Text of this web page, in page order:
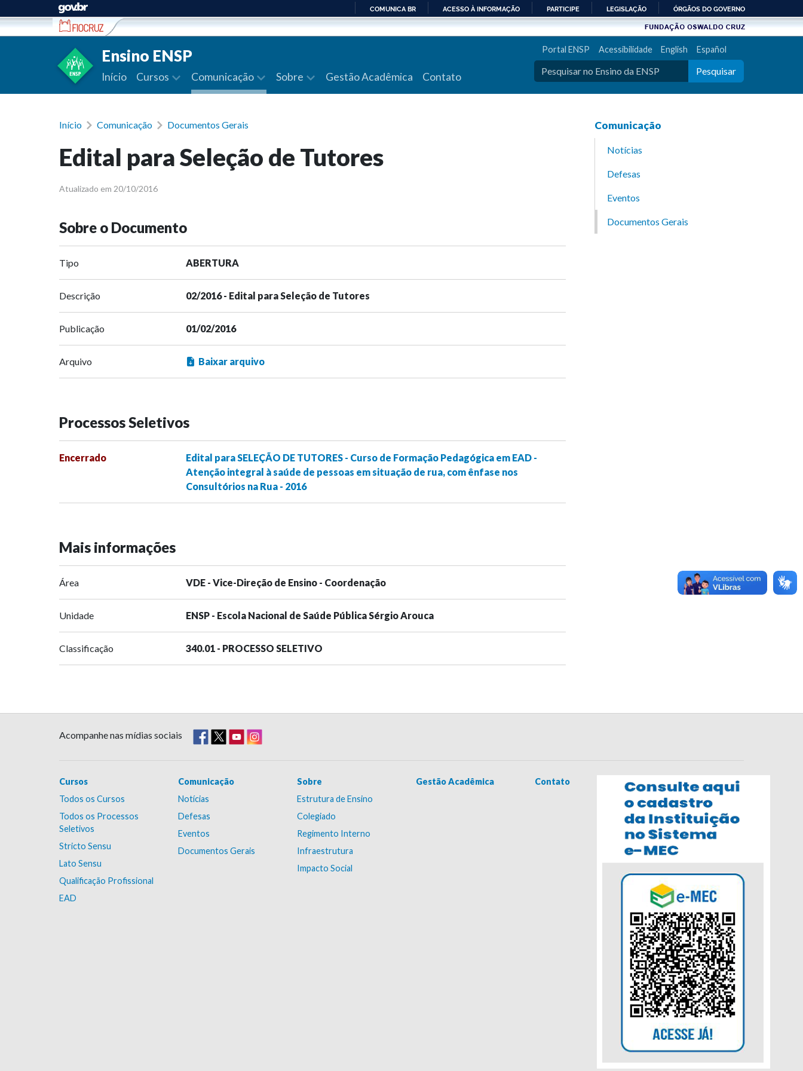
Ir para conteúdo
PARA
COMUNICA BR ACESSO À INFORMAÇÃO PARTICIPE LEGISLAÇÃO ÓRGÃOS DO GOVERNO
Ensino ENSP
Início Cursos Comunicação Sobre Gestão Acadêmica Contato
Portal ENSP Acessibilidade English Español
Pesquisar
Início Comunicação Documentos Gerais
Edital para Seleção de Tutores
Atualizado em 20/10/2016
Sobre o Documento
Tipo ABERTURA
Descrição 02/2016 - Edital para Seleção de Tutores
Publicação 01/02/2016
Arquivo Baixar arquivo
Processos Seletivos
Encerrado
Edital para SELEÇÃO DE TUTORES - Curso de Formação Pedagógica em EAD -
Atenção integral à saúde de pessoas em situação de rua, com ênfase nos
Consultórios na Rua - 2016
Mais informações
Área VDE - Vice-Direção de Ensino - Coordenação
Unidade ENSP - Escola Nacional de Saúde Pública Sérgio Arouca
Classificação 340.01 - PROCESSO SELETIVO
Comunicação
Notícias
Defesas
Eventos
Documentos Gerais
Acompanhe nas mídias sociais
Cursos
Todos os Cursos
Todos os Processos
Seletivos
Stricto Sensu
Lato Sensu
Qualificação Profissional
EAD
Comunicação
Notícias
Defesas
Eventos
Documentos Gerais
Sobre
Estrutura de Ensino
Colegiado
Regimento Interno
Infraestrutura
Impacto Social
Gestão Acadêmica Contato